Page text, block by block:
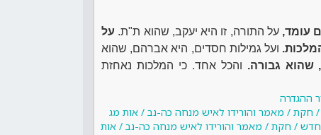
עומד, על התורה, זו היא יעקב, שהוא ת"ת. על
ועל גמילות חסדים, היא אברהם, שהוא
שהוא גבורה. והכל אחד. כי המלכות נאחזת
ההגדרה
חקת / מאמר והורידו לאיש מנחה כה-נב / אות מג
/ חקת / מאמר והורידו לאיש מנחה כה-נב / אות